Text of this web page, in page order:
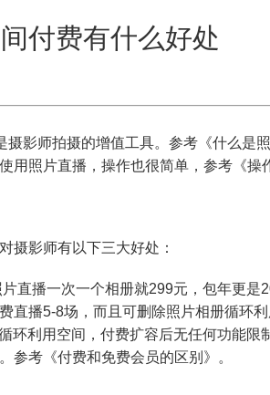
付费有什么好处
摄影师拍摄的增值工具。参考 《什么是
用照片直播，操作也很简单，参考 《操
摄影师有以下三大好处：
直播一次一个相册就299元，包年更是
直播5-8场，而且可删除照片相册循环
环利用空间 ，付费扩容后无任何功能
参考 《付费和免费会员的区别》 。